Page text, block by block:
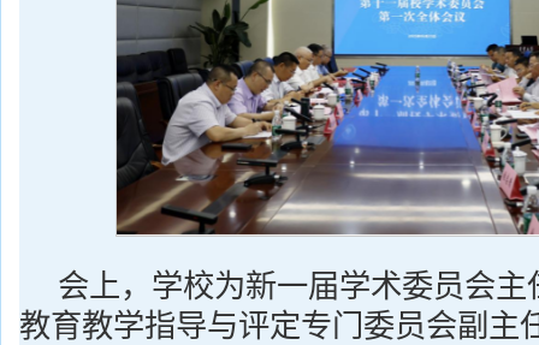
会上，学校为新一届学术委员会
教育教学指导与评定专门委员会副主